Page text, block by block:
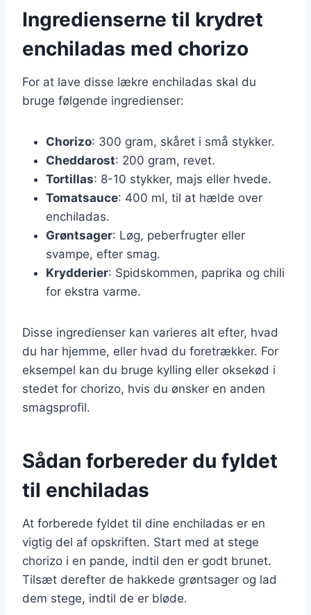
Ingredienserne til krydret
enchiladas med chorizo
For at lave disse lækre enchiladas skal du
bruge følgende ingredienser:
Chorizo: 300 gram, skåret i små stykker.
Cheddarost: 200 gram, revet.
Tortillas: 8-10 stykker, majs eller hvede.
Tomatsauce: 400 ml, til at hælde over
enchiladas.
Grøntsager: Løg, peberfrugter eller
svampe, efter smag.
Krydderier: Spidskommen, paprika og chili
for ekstra varme.
Disse ingredienser kan varieres alt efter, hvad
du har hjemme, eller hvad du foretrækker. For
eksempel kan du bruge kylling eller oksekød i
stedet for chorizo, hvis du ønsker en anden
smagsprofil.
Sådan forbereder du fyldet
til enchiladas
At forberede fyldet til dine enchiladas er en
vigtig del af opskriften. Start med at stege
chorizo i en pande, indtil den er godt brunet.
Tilsæt derefter de hakkede grøntsager og lad
dem stege, indtil de er bløde.